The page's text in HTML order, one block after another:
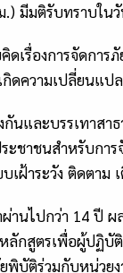
มีมติรับทราบใน
เรื่องการจัดกา
ดความเปลี่ยนแป
กันและบรรเทาส
ชาชนสำหรับกา
เฝ้าระวัง ติดตา
ผ่านไปกว่า 14 ปี
กสูตรเพื่อผู้ปฏิบัติ
บัติร่วมกับหน่วย